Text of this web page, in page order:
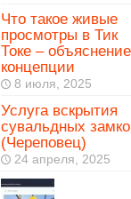
Что такое живые
просмотры в Тик
Токе – объяснение
концепции
8 июля, 2025
Услуга вскрытия
сувальдных
(Череповец)
24 апреля, 2025